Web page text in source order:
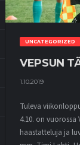
UNCATEGORIZED
VEPSUN
1.10.2019
Tuleva
4.10. on vuorossa
haastatteluja ja